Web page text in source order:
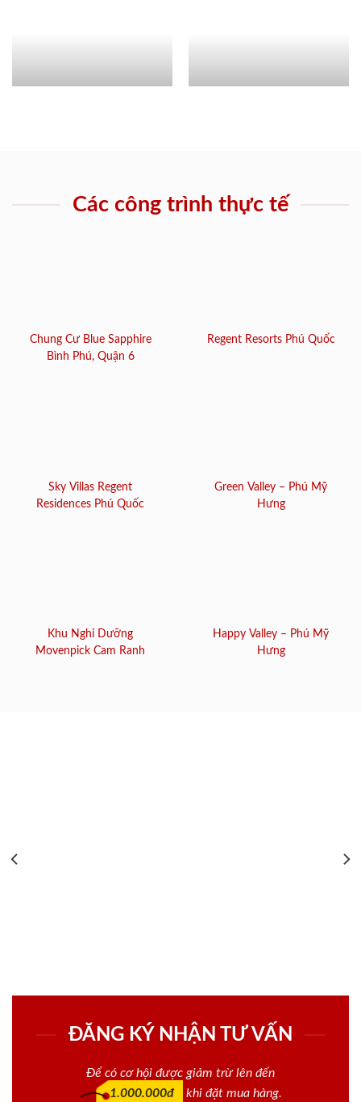
Các công trình thực tế
Chung Cư Blue Sapphire
Bình Phú, Quận 6
Regent Resorts Phú Quốc
Sky Villas Regent
Residences Phú Quốc
Green Valley – Phú Mỹ
Hưng
Khu Nghỉ Dưỡng
Movenpick Cam Ranh
Happy Valley – Phú Mỹ
Hưng
ĐĂNG KÝ NHẬN TƯ VẤN
Để có cơ hội được giảm trừ lên đến
1.000.000đ
khi đặt mua hàng.